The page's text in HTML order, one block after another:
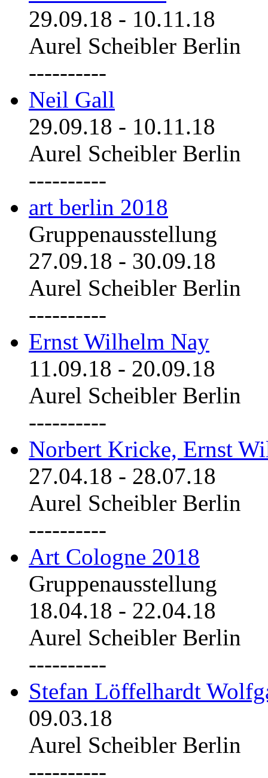
29.09.18 - 10.11.18
Aurel Scheibler Berlin
----------
Neil Gall
29.09.18 - 10.11.18
Aurel Scheibler Berlin
----------
art berlin 2018
Gruppenausstellung
27.09.18 - 30.09.18
Aurel Scheibler Berlin
----------
Ernst Wilhelm Nay
11.09.18 - 20.09.18
Aurel Scheibler Berlin
----------
Norbert Kricke, Ernst
27.04.18 - 28.07.18
Aurel Scheibler Berlin
----------
Art Cologne 2018
Gruppenausstellung
18.04.18 - 22.04.18
Aurel Scheibler Berlin
----------
Stefan Löffelhardt
09.03.18
Aurel Scheibler Berlin
----------